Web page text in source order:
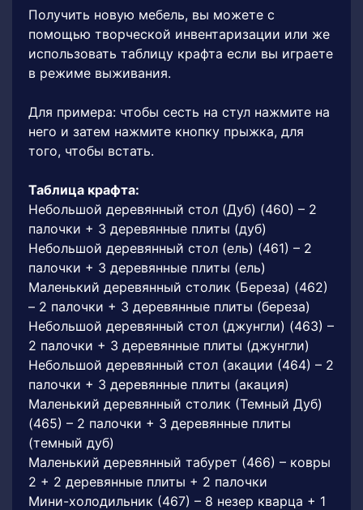
Получить новую мебель, вы можете с
помощью творческой инвентаризации или же
использовать таблицу крафта если вы играете
в режиме выживания.
Для примера: чтобы сесть на стул нажмите на
него и затем нажмите кнопку прыжка, для
того, чтобы встать.
Таблица крафта:
Небольшой деревянный стол (Дуб) (460) – 2
палочки + 3 деревянные плиты (дуб)
Небольшой деревянный стол (ель) (461) – 2
палочки + 3 деревянные плиты (ель)
Маленький деревянный столик (Береза) (462)
– 2 палочки + 3 деревянные плиты (береза)
Небольшой деревянный стол (джунгли) (463) –
2 палочки + 3 деревянные плиты (джунгли)
Небольшой деревянный стол (акации (464) – 2
палочки + 3 деревянные плиты (акация)
Маленький деревянный столик (Темный Дуб)
(465) – 2 палочки + 3 деревянные плиты
(темный дуб)
Маленький деревянный табурет (466) – ковры
2 + 2 деревянные плиты + 2 палочки
Мини-холодильник (467) – 8 незер кварца + 1